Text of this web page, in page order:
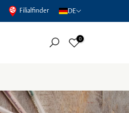
Filialfinder DE
0